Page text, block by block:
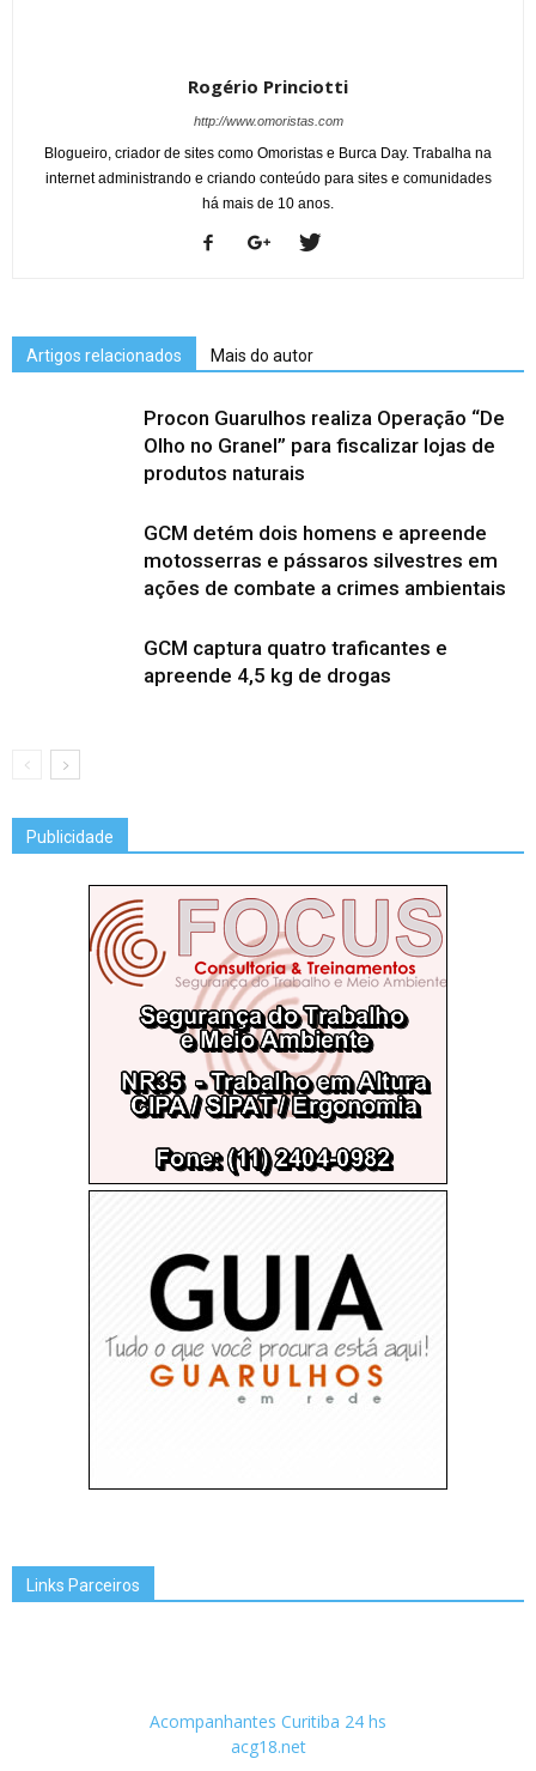
Rogério Princiotti
http://www.omoristas.com
Blogueiro, criador de sites como Omoristas e Burca Day. Trabalha na
internet administrando e criando conteúdo para sites e comunidades
há mais de 10 anos.
Artigos relacionados Mais do autor
Procon Guarulhos realiza Operação “De
Olho no Granel” para fiscalizar lojas de
produtos naturais
GCM detém dois homens e apreende
motosserras e pássaros silvestres em
ações de combate a crimes ambientais
GCM captura quatro traficantes e
apreende 4,5 kg de drogas
Publicidade
Links Parceiros
Acompanhantes Curitiba 24 hs
acg18.net